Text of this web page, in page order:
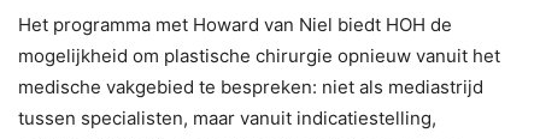
Het programma met Howard van Niel biedt HOH de
mogelijkheid om plastische chirurgie opnieuw vanuit het
medische vakgebied te bespreken: niet als mediastrijd
tussen specialisten, maar vanuit indicatiestelling,